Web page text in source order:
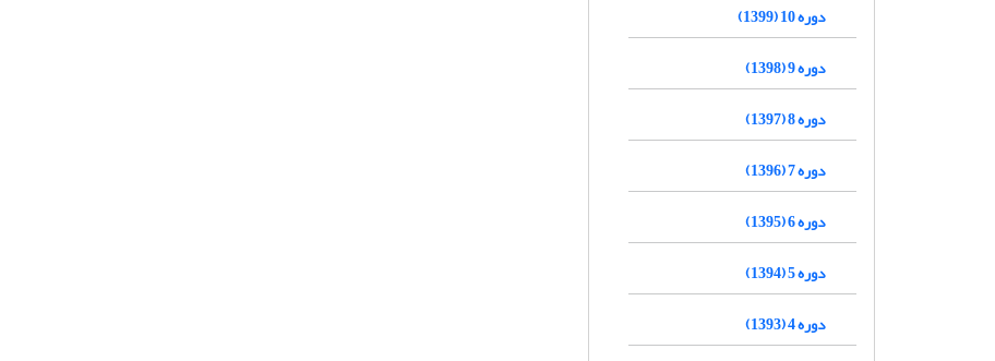
دوره 10 (1399)
دوره 9 (1398)
دوره 8 (1397)
دوره 7 (1396)
دوره 6 (1395)
دوره 5 (1394)
دوره 4 (1393)